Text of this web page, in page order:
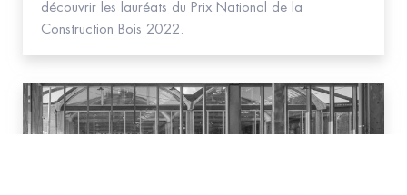
découvrir les lauréats du Prix National de la
Construction Bois 2022.